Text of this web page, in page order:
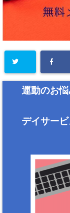
運動のお
デイサー